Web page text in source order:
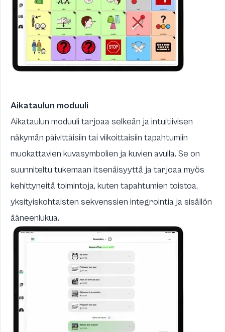
Aikataulun moduuli
Aikataulun moduuli tarjoaa selkeän ja intuitiivisen
näkymän päivittäisiin tai viikoittaisiin tapahtumiin
muokattavien kuvasymbolien ja kuvien avulla. Se on
suunniteltu tukemaan itsenäisyyttä ja tarjoaa myös
kehittyneitä toimintoja, kuten tapahtumien toistoa,
yksityiskohtaisten sekvenssien integrointia ja sisällön
ääneenlukua.